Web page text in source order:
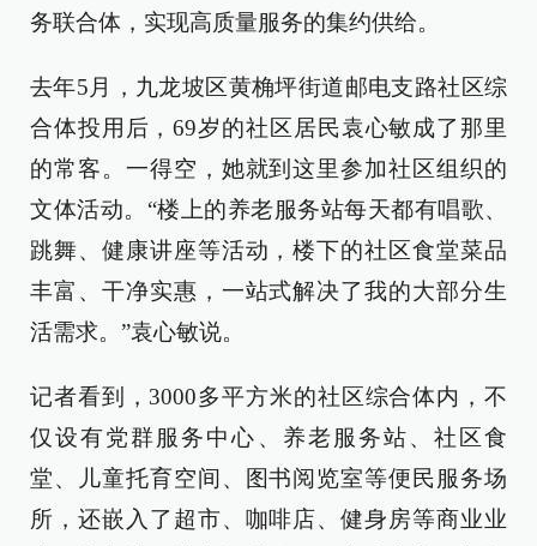
务联合体，实现高质量服务的集约供给。
去年5月，九龙坡区黄桷坪街道邮电支路社区综
合体投用后，69岁的社区居民袁心敏成了那里
的常客。一得空，她就到这里参加社区组织的
文体活动。“楼上的养老服务站每天都有唱歌、
跳舞、健康讲座等活动，楼下的社区食堂菜品
丰富、干净实惠，一站式解决了我的大部分生
活需求。”袁心敏说。
记者看到，3000多平方米的社区综合体内，不
仅设有党群服务中心、养老服务站、社区食
堂、儿童托育空间、图书阅览室等便民服务场
所，还嵌入了超市、咖啡店、健身房等商业业